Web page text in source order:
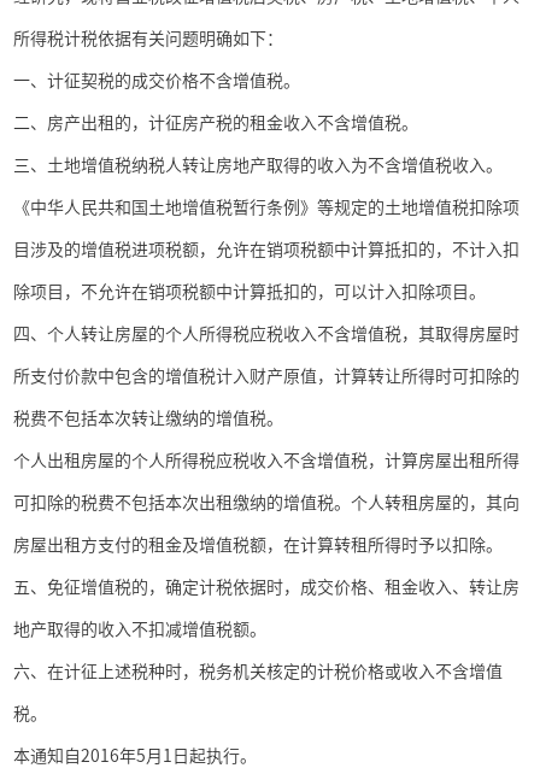
所得税计税依据有关问题明确如下：
一、计征契税的成交价格不含增值税。
二、房产出租的，计征房产税的租金收入不含增值税。
三、土地增值税纳税人转让房地产取得的收入为不含增值税收入。
《中华人民共和国土地增值税暂行条例》等规定的土地增值税扣除项
目涉及的增值税进项税额，允许在销项税额中计算抵扣的，不计入扣
除项目，不允许在销项税额中计算抵扣的，可以计入扣除项目。
四、个人转让房屋的个人所得税应税收入不含增值税，其取得房屋时
所支付价款中包含的增值税计入财产原值，计算转让所得时可扣除的
税费不包括本次转让缴纳的增值税。
个人出租房屋的个人所得税应税收入不含增值税，计算房屋出租所得
可扣除的税费不包括本次出租缴纳的增值税。个人转租房屋的，其向
房屋出租方支付的租金及增值税额，在计算转租所得时予以扣除。
五、免征增值税的，确定计税依据时，成交价格、租金收入、转让房
地产取得的收入不扣减增值税额。
六、在计征上述税种时，税务机关核定的计税价格或收入不含增值
税。
本通知自 2016年5 月 1 日起执行。